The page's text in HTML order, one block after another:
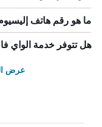
ما هو رقم هاتف
هل تتوفر خدمة الواي
عرض